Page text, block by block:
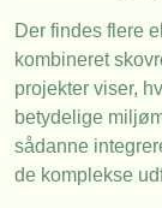
Der findes flere
kombineret
projekter viser,
betydelige
sådanne
de komplekse